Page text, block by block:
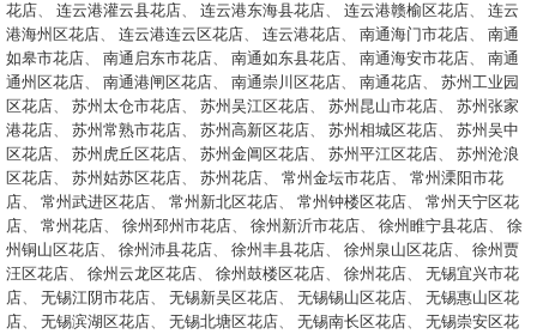
花店、 连云港灌云县花店、 连云港东海县花店、 连云港赣榆区花店、 连云
港海州区花店、 连云港连云区花店、 连云港花店、 南通海门市花店、 南通
如皋市花店、 南通启东市花店、 南通如东县花店、 南通海安市花店、 南通
通州区花店、 南通港闸区花店、 南通崇川区花店、 南通花店、 苏州工业园
区花店、 苏州太仓市花店、 苏州吴江区花店、 苏州昆山市花店、 苏州张家
港花店、 苏州常熟市花店、 苏州高新区花店、 苏州相城区花店、 苏州吴中
区花店、 苏州虎丘区花店、 苏州金阊区花店、 苏州平江区花店、 苏州沧浪
区花店、 苏州姑苏区花店、 苏州花店、 常州金坛市花店、 常州溧阳市花
店、 常州武进区花店、 常州新北区花店、 常州钟楼区花店、 常州天宁区花
店、 常州花店、 徐州邳州市花店、 徐州新沂市花店、 徐州睢宁县花店、 徐
州铜山区花店、 徐州沛县花店、 徐州丰县花店、 徐州泉山区花店、 徐州贾
汪区花店、 徐州云龙区花店、 徐州鼓楼区花店、 徐州花店、 无锡宜兴市花
店、 无锡江阴市花店、 无锡新吴区花店、 无锡锡山区花店、 无锡惠山区花
店、 无锡滨湖区花店、 无锡北塘区花店、 无锡南长区花店、 无锡崇安区花